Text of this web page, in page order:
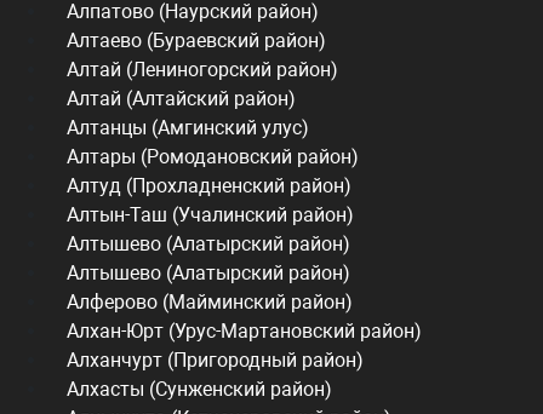
Алпатово (Наурский район)
Алтаево (Бураевский район)
Алтай (Лениногорский район)
Алтай (Алтайский район)
Алтанцы (Амгинский улус)
Алтары (Ромодановский район)
Алтуд (Прохладненский район)
Алтын-Таш (Учалинский район)
Алтышево (Алатырский район)
Алтышево (Алатырский район)
Алферово (Майминский район)
Алхан-Юрт (Урус-Мартановский район)
Алханчурт (Пригородный район)
Алхасты (Сунженский район)